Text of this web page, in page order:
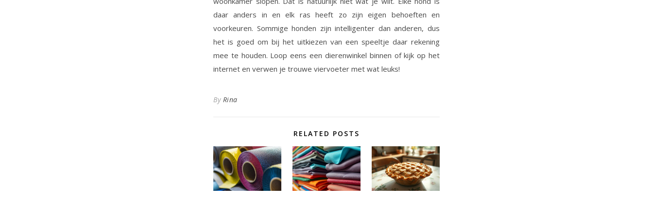
daar anders in en elk ras heeft zo zijn eigen behoeften en
voorkeuren. Sommige honden zijn intelligenter dan anderen, dus
het is goed om bij het uitkiezen van een speeltje daar rekening
mee te houden. Loop eens een dierenwinkel binnen of kijk op het
internet en verwen je trouwe viervoeter met wat leuks!
By Rina
RELATED POSTS